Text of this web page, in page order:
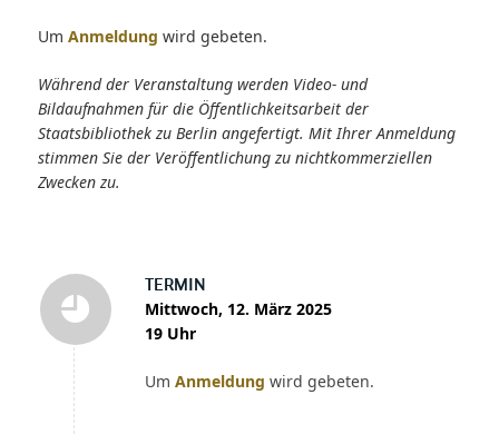
TERMIN
Mittwoch, 12. März 2025
19 Uhr
Um Anmeldung wird gebeten.
Um Anmeldung wird gebeten.
Während der Veranstaltung werden Video- und
Bildaufnahmen für die Öffentlichkeitsarbeit der
Staatsbibliothek zu Berlin angefertigt. Mit Ihrer Anmeldung
stimmen Sie der Veröffentlichung zu nichtkommerziellen
Zwecken zu.